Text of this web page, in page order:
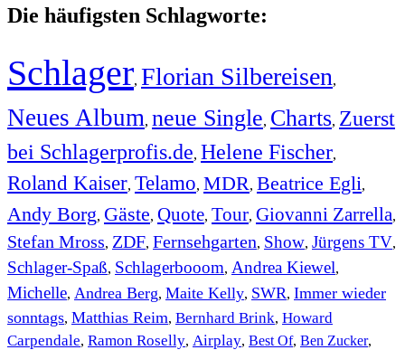
Die häufigsten Schlagworte:
Schlager, Florian Silbereisen,
Neues Album, neue Single, Charts, Zuerst
bei Schlagerprofis.de, Helene Fischer,
Roland Kaiser, Telamo, MDR, Beatrice Egli,
Andy Borg, Gäste, Quote, Tour, Giovanni Zarrella,
Stefan Mross, ZDF, Fernsehgarten, Show, Jürgens TV,
Schlager-Spaß, Schlagerbooom, Andrea Kiewel,
Michelle, Andrea Berg, Maite Kelly, SWR, Immer wieder
sonntags, Matthias Reim, Bernhard Brink, Howard
Carpendale, Ramon Roselly, Airplay, Best Of, Ben Zucker,